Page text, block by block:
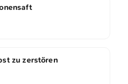
zu zerstören